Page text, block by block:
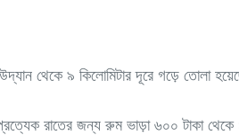
উদ্যান থেকে ৯ কিলোমিটার দূরে গড়ে তোলা
প্রত্যেক রাতের জন্য রুম ভাড়া ৬০০ টাকা